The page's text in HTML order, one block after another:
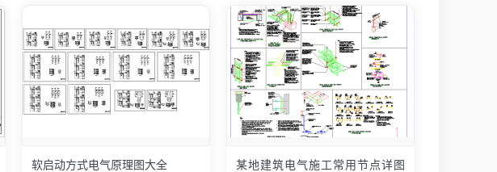
软启动方式电气原理图大全
某地建筑电气施工常用节点详图